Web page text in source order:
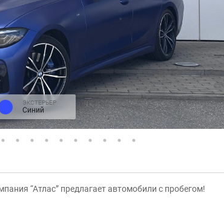
ЭКСТЕРЬЕР
Синий
“Атлас” предлагает автомобили с пробегом!